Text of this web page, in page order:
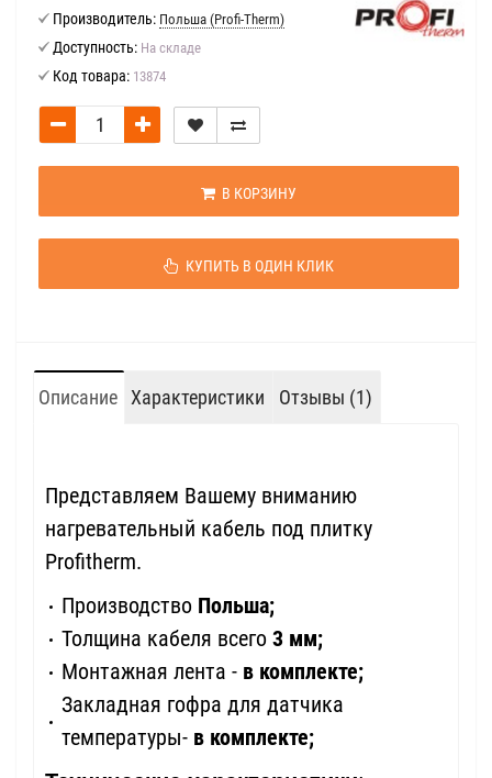
Производитель: Польша (Profi-Therm)
Доступность: На складе
Код товара: 13874
В КОРЗИНУ
КУПИТЬ В ОДИН КЛИК
Описание Характеристики Отзывы (1)
Представляем Вашему вниманию
нагревательный кабель под плитку
Profitherm.
Производство Польша;
Толщина кабеля всего 3 мм;
Монтажная лента - в комплекте;
Закладная гофра для датчика
температуры- в комплекте;